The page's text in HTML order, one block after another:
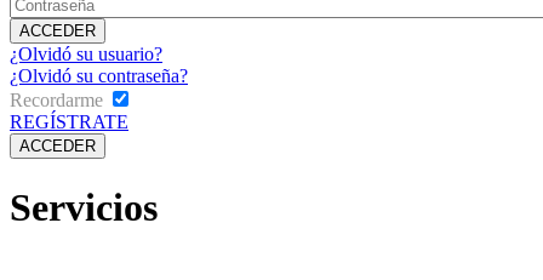
¿Olvidó su usuario?
¿Olvidó su contraseña?
Recordarme
REGÍSTRATE
Servicios